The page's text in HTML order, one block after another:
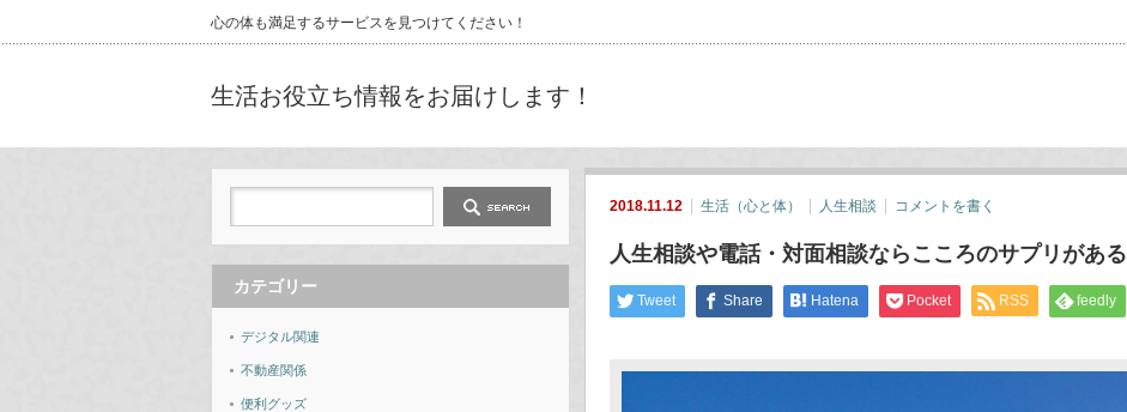
心の体も満足するサービスを見つけてください！
生活お役立ち情報をお届けします！
2018.11.12 生活（心と体） 人生相談 コメントを書く
人生相談や電話・対面相談ならこころのサプリがある
Tweet Share Hatena Pocket RSS feedly
カテゴリー
デジタル関連
不動産関係
便利グッズ